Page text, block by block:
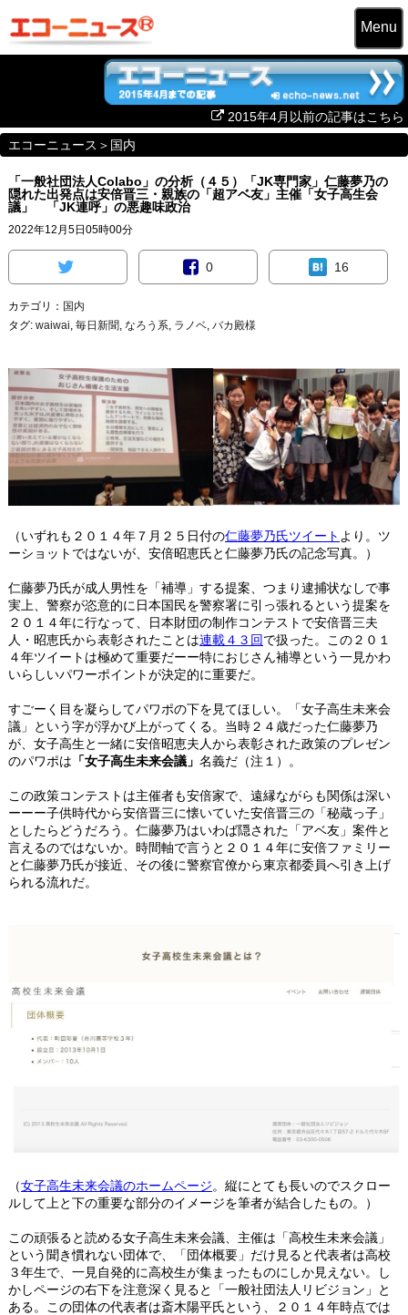
Menu
2015年4月以前の記事はこちら
エコーニュース ＞ 国内
「一般社団法人Colabo」の分析（４５）「JK専門家」仁藤夢乃の
隠れた出発点は安倍晋三・親族の「超アベ友」主催「女子高生会
議」 「JK連呼」の悪趣味政治
2022年12月5日05時00分
0 16
カテゴリ： 国内
タグ: waiwai, 毎日新聞, なろう系, ラノベ, バカ殿様
（いずれも２０１４年７月２５日付の仁藤夢乃氏ツイート より。ツ
ーショットではないが、安倍昭恵氏と仁藤夢乃氏の記念写真。）
仁藤夢乃氏が成人男性を「補導」する提案、つまり逮捕状なしで事
実上、警察が恣意的に日本国民を警察署に引っ張れるという提案を
２０１４年に行なって、日本財団の制作コンテストで安倍晋三夫
人・昭恵氏から表彰されたことは連載４３回で扱った。この２０１
４年ツイートは極めて重要だーー特におじさん補導という一見かわ
いらしいパワーポイントが決定的に重要だ。
すごーく目を凝らしてパワポの下を見てほしい。「女子高生未来会
議」という字が浮かび上がってくる。当時２４歳だった仁藤夢乃
が、女子高生と一緒に安倍昭恵夫人から表彰された政策のプレゼン
のパワポは 「女子高生未来会議」 名義だ（注１）。
この政策コンテストは主催者も安倍家で、遠縁ながらも関係は深い
ーーー子供時代から安倍晋三に懐いていた安倍晋三の「秘蔵っ子」
としたらどうだろう。仁藤夢乃はいわば隠された「アベ友」案件と
言えるのではないか。時間軸で言うと２０１４年に安倍ファミリー
と仁藤夢乃氏が接近、その後に警察官僚から東京都委員へ引き上げ
られる流れだ。
（女子高生未来会議のホームページ。縦にとても長いのでスクロー
ルして上と下の重要な部分のイメージを筆者が結合したもの。）
この頑張ると読める女子高生未来会議、主催は「高校生未来会議」
という聞き慣れない団体で、「団体概要」だけ見ると代表者は高校
３年生で、一見自発的に高校生が集まったものにしか見えない。し
かしページの右下を注意深く見ると「一般社団法人リビジョン」と
ある。この団体の代表者は斎木陽平氏という、２０１４年時点では